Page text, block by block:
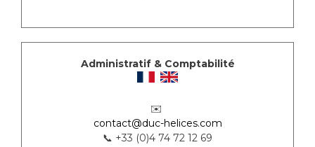
Administratif & Comptabilité
✉️
contact@duc-helices.com
📞 +33 (0)4 74 72 12 69